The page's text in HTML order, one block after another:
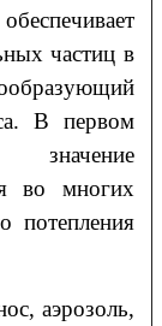
частиц в
В первом
во многих
потепления
аэрозоль,